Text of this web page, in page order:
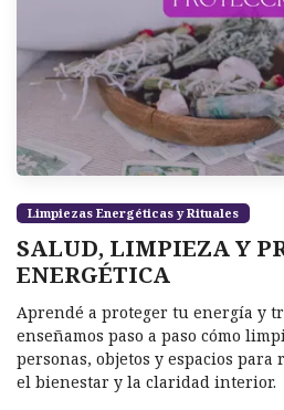
Limpiezas Energéticas y Rituales
SALUD, LIMPIEZA Y
ENERGÉTICA
Aprendé a proteger tu energía y
enseñamos paso a paso cómo
personas, objetos y espacios
el bienestar y la claridad interior.